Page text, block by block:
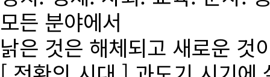
모든 분야에서
낡은 것은 해체되고 새로운 것